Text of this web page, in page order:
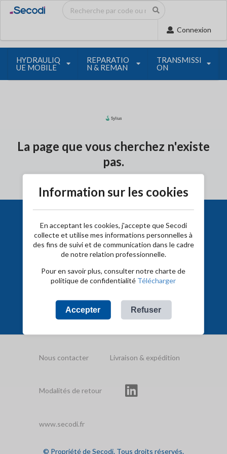
Connexion
HYDRAULIQ
UE MOBILE
REPARATIO
N & REMAN
TRANSMISSI
ON
Information sur les cookies
En acceptant les cookies, j'accepte que Secodi
collecte et utilise mes informations personnelles à
des fins de suivi et de communication dans le cadre
de notre relation professionnelle.
Pour en savoir plus, consulter notre charte de
politique de confidentialité Télécharger
Accepter Refuser
La page que vous cherchez n'existe
pas.
Livraison
le
lendemain
TNT pour
toute
commande
+ de 45
000
références
Une équipe
technique et
expérimentée
question ?
02 40 95
Nous contacter Livraison & expédition
Modalités de retour
www.secodi.fr
© Propriété de Secodi. Tous droits réservés.